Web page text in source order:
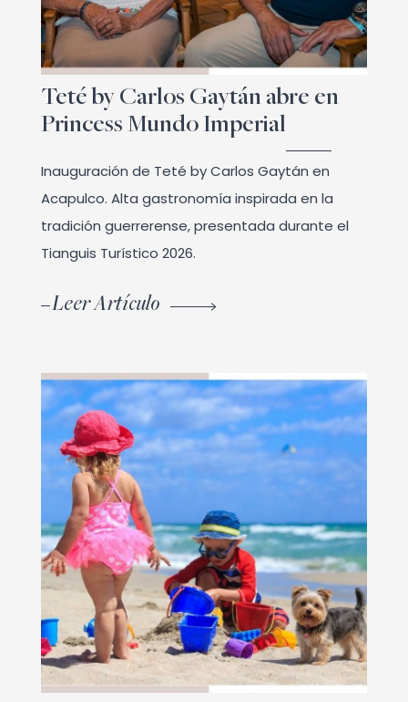
Teté by Carlos Gaytán abre en
Princess Mundo Imperial
Inauguración de Teté by Carlos Gaytán en
Acapulco. Alta gastronomía inspirada en la
tradición guerrerense, presentada durante el
Tianguis Turístico 2026.
Leer Artículo